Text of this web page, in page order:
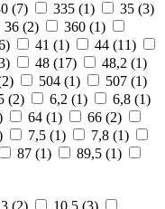
(7) 335 (1) 35 (3)
36 (2) 360 (1)
) 41 (1) 44 (11)
) 48 (17) 48,2 (1)
2) 504 (1) 507 (1)
(2) 6,2 (1) 6,8 (1)
64 (1) 66 (2)
7,5 (1) 7,8 (1)
87 (1) 89,5 (1)
(2) 10,5 (3)